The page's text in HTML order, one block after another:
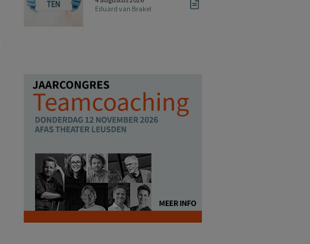
Eduard van Brakel